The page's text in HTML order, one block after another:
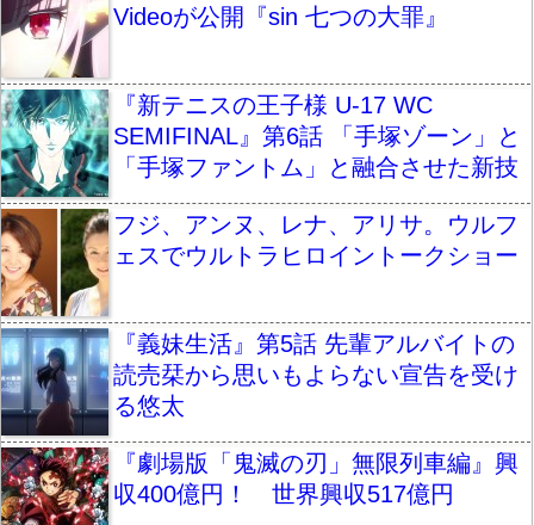
Videoが公開『sin 七つの大罪』
『新テニスの王子様 U-17 WC
SEMIFINAL』第6話 「手塚ゾーン」と
「手塚ファントム」と融合させた新技
フジ、アンヌ、レナ、アリサ。ウルフ
ェスでウルトラヒロイントークショー
『義妹生活』第5話 先輩アルバイトの
読売栞から思いもよらない宣告を受け
る悠太
『劇場版「鬼滅の刃」無限列車編』興
収400億円！ 世界興収517億円